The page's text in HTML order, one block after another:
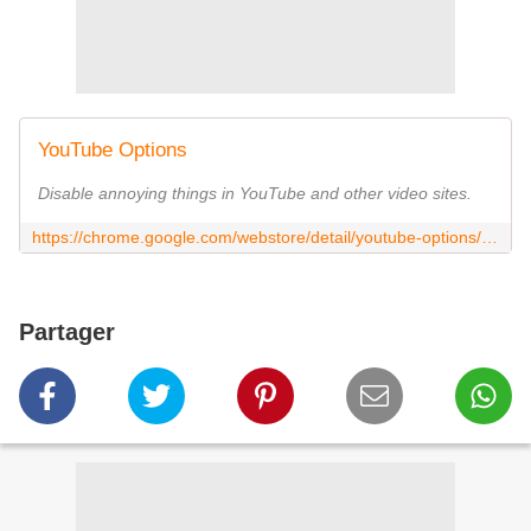
YouTube Options
Disable annoying things in YouTube and other video sites.
Partager